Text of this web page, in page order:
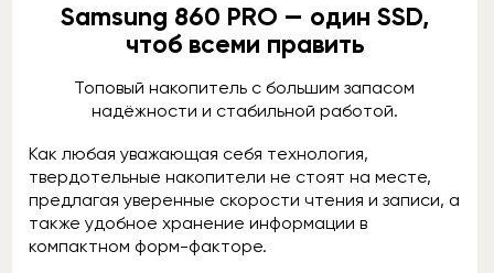
Samsung 860 PRO — один SSD,
чтоб всеми править
Топовый накопитель с большим запасом
надёжности и стабильной работой.
Как любая уважающая себя технология,
твердотельные накопители не стоят на месте,
предлагая уверенные скорости чтения и записи, а
также удобное хранение информации в
компактном форм-факторе.